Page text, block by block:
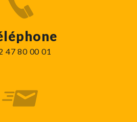
47 80 00 01